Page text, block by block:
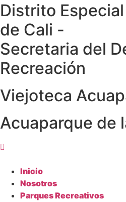
Distrito
de Cali -
Secretaria del
Recreación
Viejoteca
Acuaparque de
Inicio
Nosotros
Parques Recreativos